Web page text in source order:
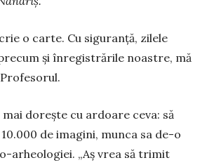
o carte. Cu siguranță, zi­lele
și înregistrările noastre, mă
dorește cu ardoare ce­va: să
de imagini, mun­­ca sa de-o
arheologiei. „Aș vrea să trimit